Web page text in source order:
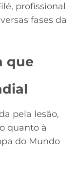
profissional
fases da
que
pela lesão,
quanto à
do Mundo